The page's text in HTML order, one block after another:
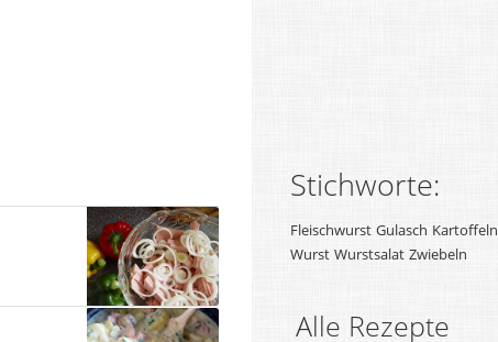
Stichworte:
Fleischwurst Gulasch Kartoffeln
Wurst Wurstsalat Zwiebeln
Alle Rezepte